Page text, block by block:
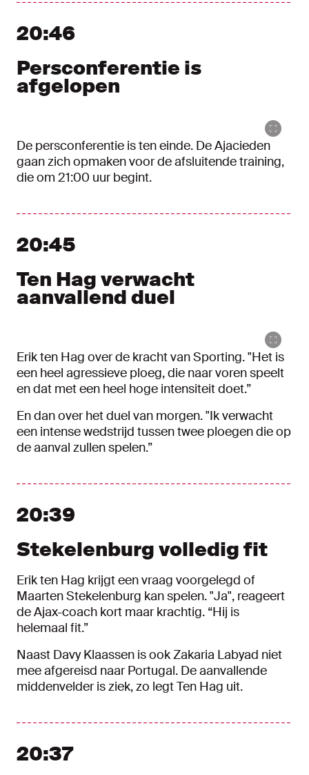
20:46
Persconferentie is
afgelopen
De persconferentie is ten einde. De Ajacieden
gaan zich opmaken voor de afsluitende training,
die om 21:00 uur begint.
20:45
Ten Hag verwacht
aanvallend duel
Erik ten Hag over de kracht van Sporting. "Het is
een heel agressieve ploeg, die naar voren speelt
en dat met een heel hoge intensiteit doet.”
En dan over het duel van morgen. "Ik verwacht
een intense wedstrijd tussen twee ploegen die op
de aanval zullen spelen.”
20:39
Stekelenburg volledig fit
Erik ten Hag krijgt een vraag voorgelegd of
Maarten Stekelenburg kan spelen. "Ja", reageert
de Ajax-coach kort maar krachtig. “Hij is
helemaal fit.”
Naast Davy Klaassen is ook Zakaria Labyad niet
mee afgereisd naar Portugal. De aanvallende
middenvelder is ziek, zo legt Ten Hag uit.
20:37